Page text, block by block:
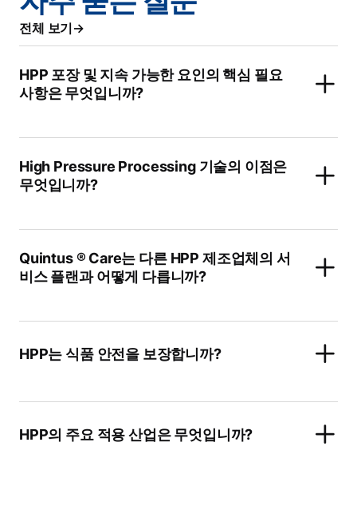
전체 보기
HPP 포장 및 지속 가능한 요인의 핵심 필요
사항은 무엇입니까?
High Pressure Processing 기술의 이점은
무엇입니까?
Quintus ® Care는 다른 HPP 제조업체의 서
비스 플랜과 어떻게 다릅니까?
HPP는 식품 안전을 보장합니까?
HPP의 주요 적용 산업은 무엇입니까?